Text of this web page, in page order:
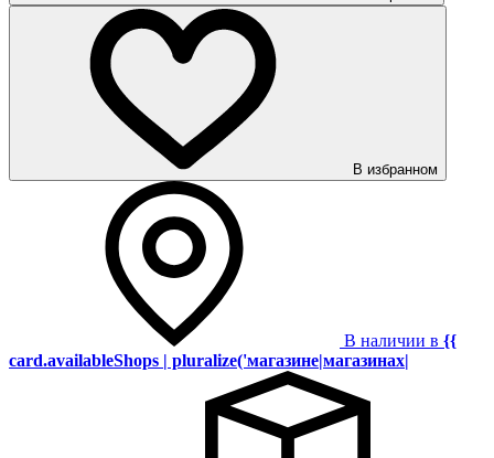
В избранном
В наличии в {{
card.availableShops | pluralize('магазине|магазинах|